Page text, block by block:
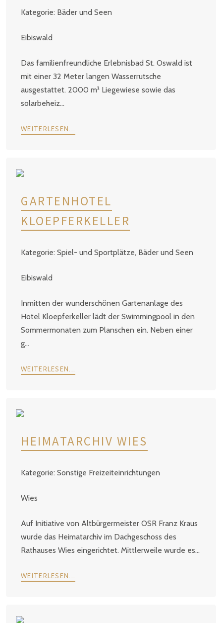
Bäder und Seen
Eibiswald
Das familienfreundliche Erlebnisbad St. Oswald ist
mit einer 32 Meter langen Wasserrutsche
ausgestattet. 2000 m² Liegewiese sowie das
solarbeheiz...
WEITERLESEN...
GARTENHOTEL
KLOEPFERKELLER
Spiel- und Sportplätze, Bäder und Seen
Eibiswald
Inmitten der wunderschönen Gartenanlage des
Hotel Kloepferkeller lädt der Swimmingpool in den
Sommermonaten zum Planschen ein. Neben einer
g...
WEITERLESEN...
HEIMATARCHIV WIES
Sonstige Freizeiteinrichtungen
Wies
Auf Initiative von Altbürgermeister OSR Franz Kraus
wurde das Heimatarchiv im Dachgeschoss des
Rathauses Wies eingerichtet. Mittlerweile wurde es...
WEITERLESEN...